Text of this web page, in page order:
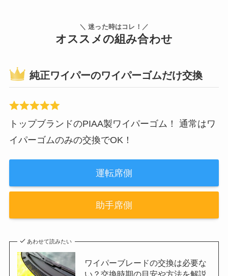
＼ 迷った時はコレ！／
オススメの組み合わせ
純正ワイパーのワイパーゴムだけ交換
トップブランドのPIAA製ワイパーゴム！ 通常はワ
イパーゴムのみの交換でOK！
運転席側
助手席側
あわせて読みたい
ワイパーブレードの交換は必要な
い？交換時期の目安や方法を解説